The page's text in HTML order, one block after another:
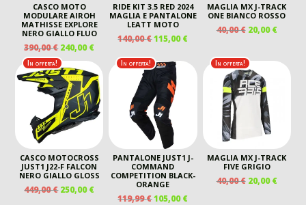
CASCO MOTO
MODULARE AIROH
MATHISSE EXPLORE
NERO GIALLO FLUO
390,00€ IL
PREZZO
ORIGINALE
ERA:
390,00 €.
240,00€IL
PREZZO
ATTUALE
È:
240,00 €.
RIDE KIT 3.5 RED 2024
MAGLIA E PANTALONE
LEATT MOTO
140,00€IL
ORIGINALE
140,00 €.
115,00€IL
ATTUALE
115,00 €.
MAGLIA MX J-TRACK
ONE BIANCO ROSSO
40,00€ IL
ERA:
40,00 €.
20,00€IL
È:
20,00
In offerta!
CASCO MOTOCROSS
JUST1 J22-F FALCON
NERO GIALLO GLOSS
449,00€ IL
250,00€IL
PREZZO
In offerta!
PANTALONE JUST1 J-
COMMAND
COMPETITION BLACK-
ORANGE
119,99€IL
105,00€IL
In offerta!
MAGLIA MX J-TRACK
FIVE GRIGIO
40,00€ IL
20,00€IL